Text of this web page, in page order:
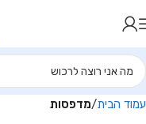
עמוד הבית מדפסות